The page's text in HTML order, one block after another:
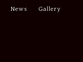
News
Gallery